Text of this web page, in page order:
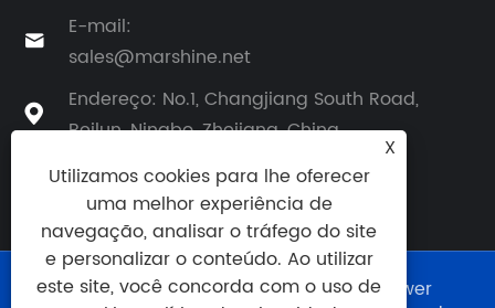

E-mail:
sales@marshine.net

Endereço: No.1, Changjiang South Road,
Beilun, Ningbo, Zhejiang, China
Copyright © 2025 Ningbo Marshine Power
X
Utilizamos cookies para lhe oferecer
uma melhor experiência de
navegação, analisar o tráfego do site
e personalizar o conteúdo. Ao utilizar
este site, você concorda com o uso de